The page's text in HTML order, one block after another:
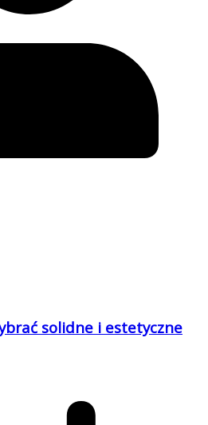
solidne i estetyczne